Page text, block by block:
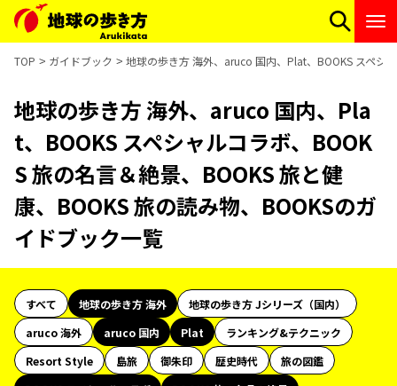
TOP ガイドブック 地球の歩き方 海外、aruco 国内、Plat、BOOKS スペシ
地球の歩き方 海外、aruco 国内、Pla
t、BOOKS スペシャルコラボ、BOOK
S 旅の名言＆絶景、BOOKS 旅と健
康、BOOKS 旅の読み物、BOOKSのガ
イドブック一覧
すべて 地球の歩き方 海外
地球の歩き方 Jシリーズ（国内）
aruco 海外
aruco 国内 Plat
ランキング&テクニック
Resort Style
島旅 御朱印 歴史時代
旅の図鑑